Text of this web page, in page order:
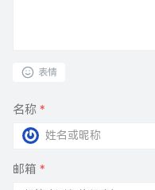
表情
名称 *
邮箱 *